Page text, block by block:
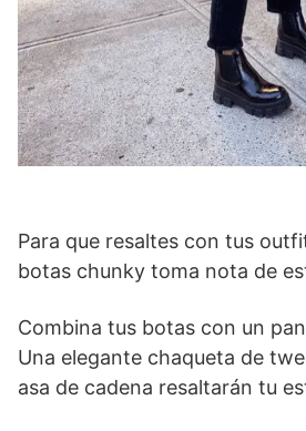
Para que resaltes con tus
botas chunky toma nota de
Combina tus botas con un
Una elegante chaqueta de
asa de cadena resaltarán tu